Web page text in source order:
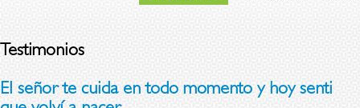
Testimonios
El señor te cuida en todo momento y hoy senti